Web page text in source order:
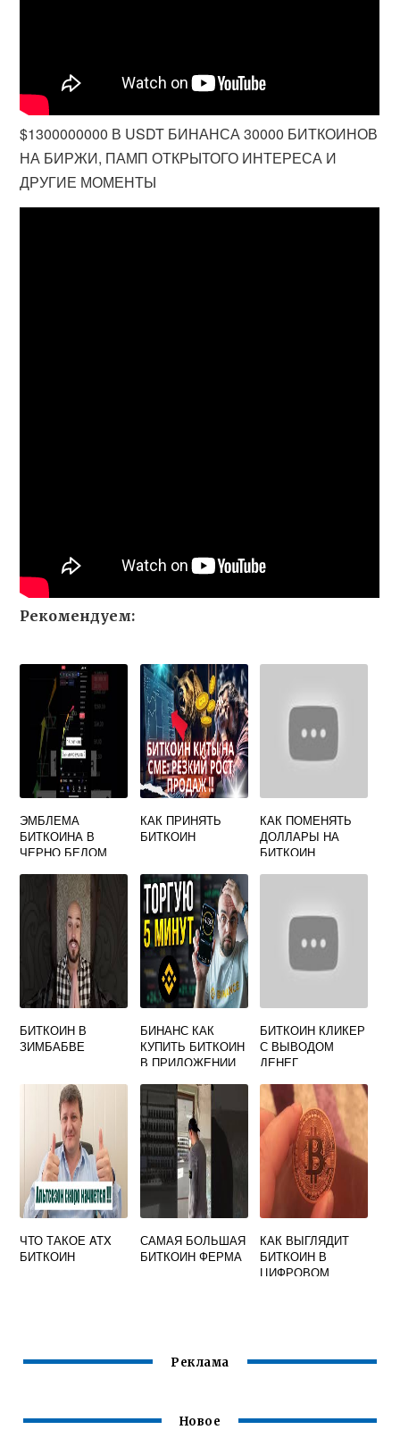
$1300000000 В USDT БИНАНСА 30000 БИТКОИНОВ
НА БИРЖИ, ПАМП ОТКРЫТОГО ИНТЕРЕСА И
ДРУГИЕ МОМЕНТЫ
Рекомендуем:
ЭМБЛЕМА
БИТКОИНА В
ЧЕРНО БЕЛОМ
КАК ПРИНЯТЬ
БИТКОИН
КАК ПОМЕНЯТЬ
ДОЛЛАРЫ НА
БИТКОИН
БИТКОИН В
ЗИМБАБВЕ
БИНАНС КАК
КУПИТЬ БИТКОИН
В ПРИЛОЖЕНИИ
БИТКОИН КЛИКЕР
С ВЫВОДОМ
ДЕНЕГ
ЧТО ТАКОЕ ATX
БИТКОИН
САМАЯ БОЛЬШАЯ
БИТКОИН ФЕРМА
КАК ВЫГЛЯДИТ
БИТКОИН В
ЦИФРОВОМ
Реклама
Новое